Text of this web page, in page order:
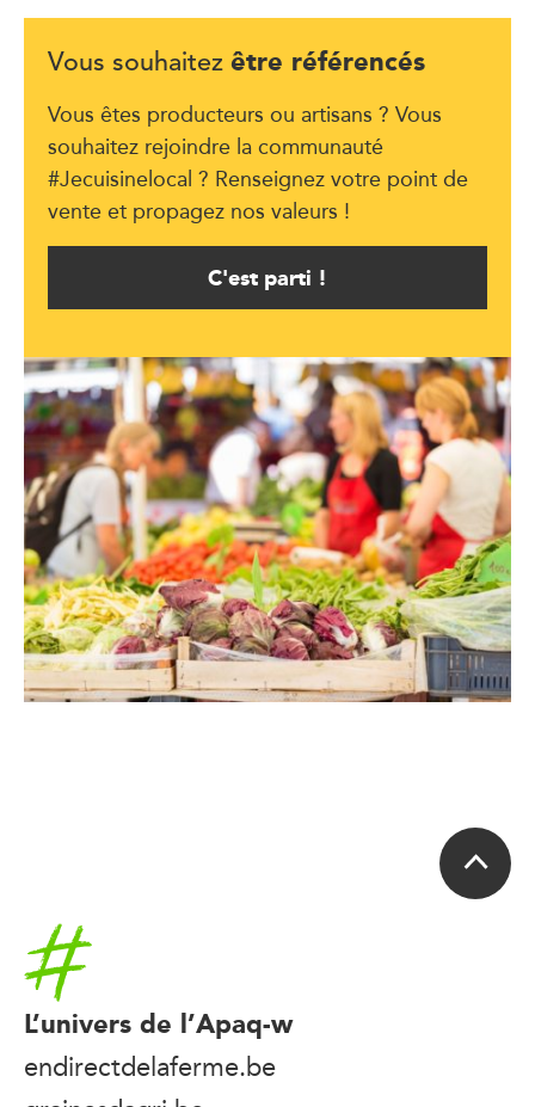
Vous souhaitez être référencés
Vous êtes producteurs ou artisans ? Vous
souhaitez rejoindre la communauté
#Jecuisinelocal ? Renseignez votre point de
vente et propagez nos valeurs !
C'est parti !
Accueil
L’univers de l’Apaq-w
endirectdelaferme.be